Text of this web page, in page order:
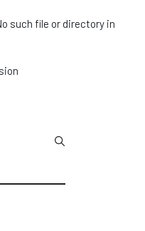
such file or directory in
Type 2 or more